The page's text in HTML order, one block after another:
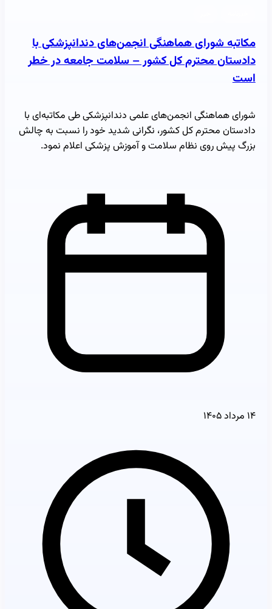
مکاتبه شورای هماهنگی انجمن‌های دندانپزشکی با
دادستان محترم کل کشور – سلامت جامعه در خطر
است
شورای هماهنگی انجمن‌های علمی دندانپزشکی طی مکاتبه‌ای با
دادستان محترم کل کشور، نگرانی شدید خود را نسبت به چالش
بزرگ پیش روی نظام سلامت و آموزش پزشکی اعلام نمود.
۱۴ مرداد ۱۴۰۵